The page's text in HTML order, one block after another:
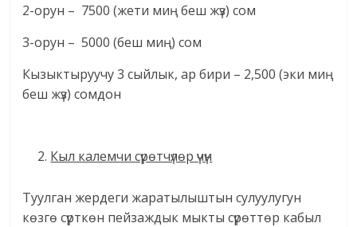
2-орун – 7500 (жети миң беш жүз) сом
3-орун – 5000 (беш миң) сом
Кызыктыруучу 3 сыйлык, ар бири – 2,500 (эки миң
беш жүз) сомдон
Кыл калемчи сүрөтчүлөр үчүн
Туулган жердеги жаратылыштын сулуулугун
көзгө сүрткөн пейзаждык мыкты сүрөттөр кабыл